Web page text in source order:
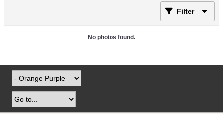
Filter
No photos found.